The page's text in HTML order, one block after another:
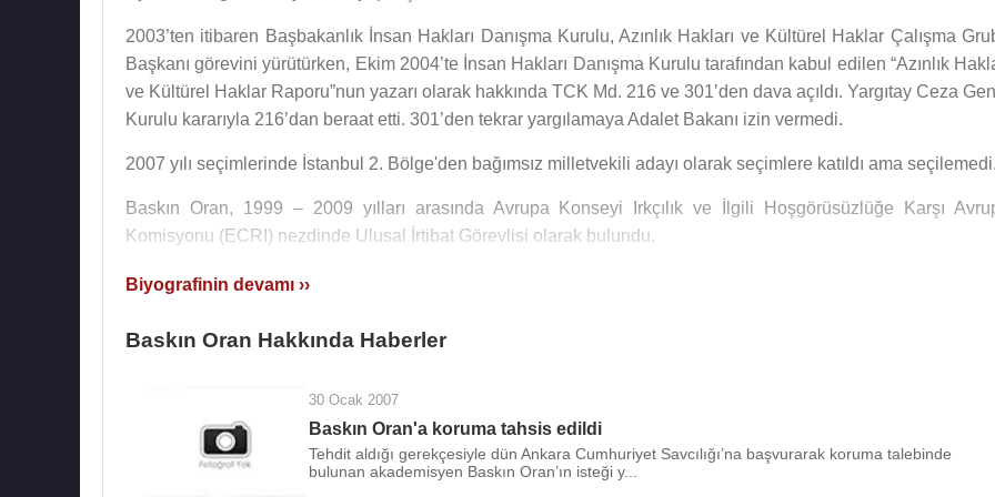
2003’ten itibaren Başbakanlık İnsan Hakları Danışma Kurulu, Azınlık Hakları ve Kültürel Haklar Çalışma
Başkanı görevini yürütürken, Ekim 2004’te İnsan Hakları Danışma Kurulu tarafından kabul edilen “Azınlık
ve Kültürel Haklar Raporu”nun yazarı olarak hakkında TCK Md. 216 ve 301’den dava açıldı. Yargıtay Ceza
Kurulu kararıyla 216’dan beraat etti. 301’den tekrar yargılamaya Adalet Bakanı izin vermedi.
2007 yılı seçimlerinde İstanbul 2. Bölge'den bağımsız milletvekili adayı olarak seçimlere katıldı ama seçilemedi.
Baskın Oran, 1999 – 2009 yılları arasında Avrupa Konseyi Irkçılık ve İlgili Hoşgörüsüzlüğe Karşı
Komisyonu (ECRI) nezdinde Ulusal İrtibat Görevlisi olarak bulundu.
15 Aralık 2008 tarihinde,
yıkıyorlar", "bu kadar cehalet, bilgisizlik eğitim sistemimizden gelmektedir" demiştir.
Baskın Oran, eski Milli Eğitim Bakanlarından Dr.Reşit Galip'in torunu olan Feyhan Hanım ile evlidir ve üç
babasıdır. Kızı Sırma Oran Fransa'da, Lyon kentinde yaşamaktadır ve siyaset ile uğraşmaktadır.
Biyografinin devamı ››
Baskın Oran Hakkında Haberler
30 Ocak 2007
Baskın Oran'a koruma tahsis edildi
Tehdit aldığı gerekçesiyle dün Ankara Cumhuriyet Savcılığı’na başvurarak koruma talebinde
bulunan akademisyen Baskın Oran’ın isteği y...